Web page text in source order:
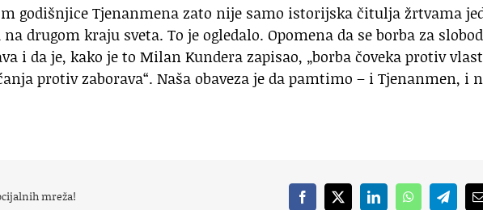
godišnjice Tjenanmena zato nije samo istorijska čitulja žrtvama
drugom kraju sveta. To je ogledalo. Opomena da se borba za
i da je, kako je to Milan Kundera zapisao, „borba čoveka protiv
protiv zaborava“. Naša obaveza je da pamtimo – i Tjenanmen, i
mreža! Facebook
X LinkedInWhatsApp